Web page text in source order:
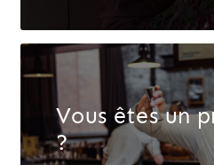
Vous êtes un
?